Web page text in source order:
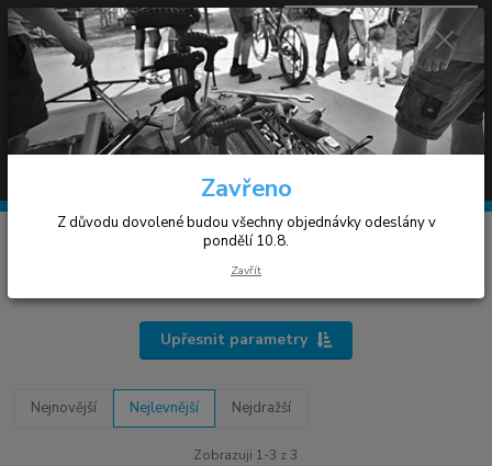
Menu
+420 608 030 119
(Po-Pá 9-17h)
za0 Kč
Boty Mavic MTB Tretra
Upřesnit parametry
Nejnovější Nejlevnější Nejdražší
Zobrazuji 1-3 z 3
Zavřeno
Z důvodu dovolené budou všechny objednávky odeslány v
pondělí 10.8.
Zavřít